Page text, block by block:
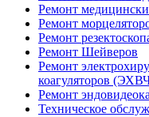
Ремонт
Ремонт
Ремонт
Ремонт Шейверов
Ремонт
коагуляторов
Ремонт
Техническое